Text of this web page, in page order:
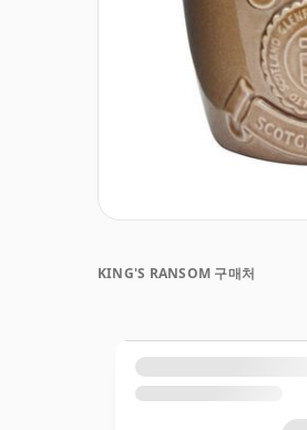
KING'S RANSOM 구매처